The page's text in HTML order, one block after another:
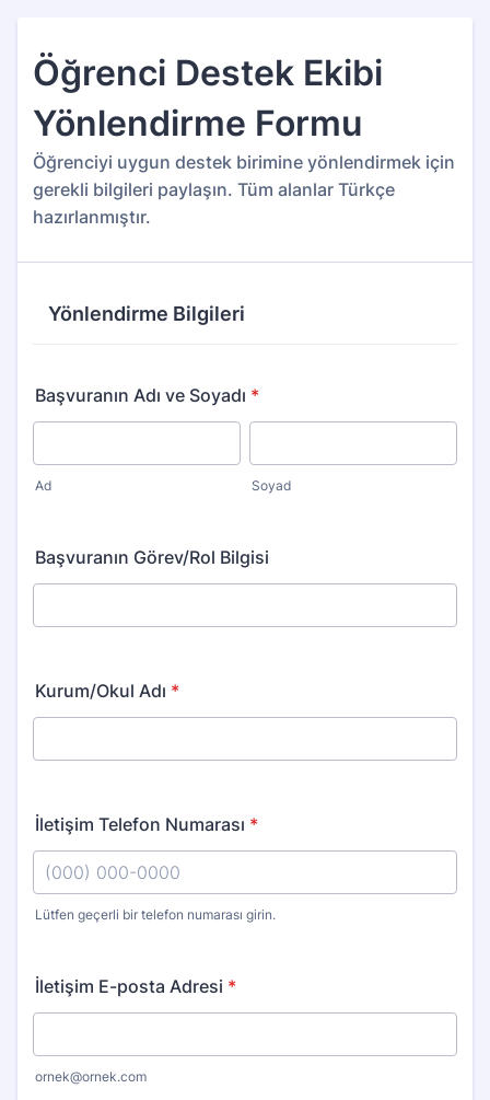
Öğrenci Destek Ekibi
Yönlendirme Formu
Öğrenciyi uygun destek birimine yönlendirmek için
gerekli bilgileri paylaşın. Tüm alanlar Türkçe
hazırlanmıştır.
Yönlendirme Bilgileri
Başvuranın Adı ve Soyadı *
Ad Soyad
Başvuranın Görev/Rol Bilgisi
Kurum/Okul Adı *
İletişim Telefon Numarası *
Lütfen geçerli bir telefon numarası girin.
İletişim E-posta Adresi *
ornek@ornek.com